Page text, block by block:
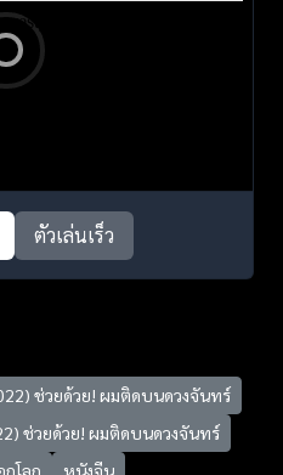
ตัวเล่นเร็ว
ช่วยด้วย! ผมติดบนดวงจันทร์
ช่วยด้วย! ผมติดบนดวงจันทร์
กโลก
หนังจีน